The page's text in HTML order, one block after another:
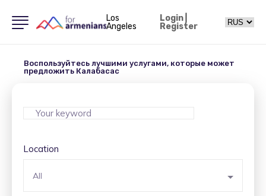
Los
Angeles
Login|
Register
Воспользуйтесь лучшими услугами, которые может
предложить Калабасас
Location
All